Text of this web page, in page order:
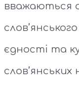
вважаються
єдності та
слов’янських